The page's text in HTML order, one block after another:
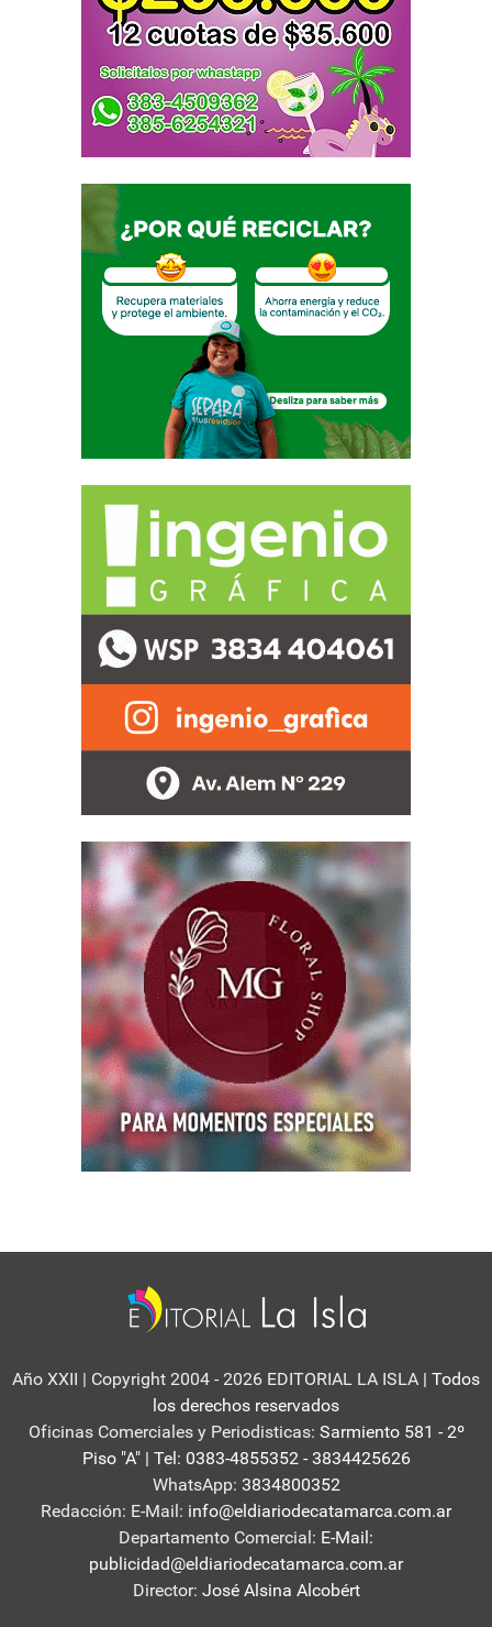
Año XXII | Copyright 2004 - 2026 EDITORIAL LA ISLA | Todos
los derechos reservados
Oficinas Comerciales y Periodisticas: Sarmiento 581 - 2º
Piso "A" | Tel: 0383-4855352 - 3834425626
WhatsApp: 3834800352
Redacción: E-Mail: info@eldiariodecatamarca.com.ar
Departamento Comercial: E-Mail:
publicidad@eldiariodecatamarca.com.ar
Director: José Alsina Alcobért